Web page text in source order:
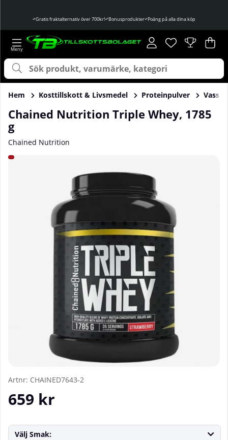
Gratis fraktalternativ över 700kr! Bonusprodukter Poäng på alla dina köp
Önskelista
Antal i
. .
Hem Kosttillskott & Livsmedel Proteinpulver
Chained Nutrition Triple Whey, 1785
g
Chained Nutrition
Produktbilder Chained Nutrition Triple Whey, 1785 g
Artnr: CHAINED7643-2
659 kr
Välj Smak: